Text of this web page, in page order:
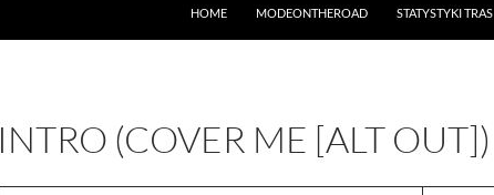
HOME MODEONTHEROAD STATYSTYKI TRAS
INTRO (COVER ME [ALT OUT])